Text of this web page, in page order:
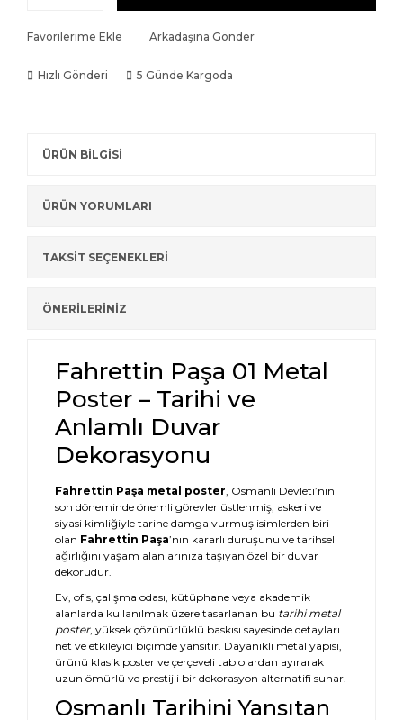
Favorilerime Ekle Arkadaşına Gönder
Hızlı Gönderi 5 Günde Kargoda
ÜRÜN BİLGİSİ
ÜRÜN YORUMLARI
TAKSİT SEÇENEKLERİ
ÖNERİLERİNİZ
Fahrettin Paşa 01 Metal
Poster – Tarihi ve
Anlamlı Duvar
Dekorasyonu
Fahrettin Paşa metal poster, Osmanlı Devleti’nin
son döneminde önemli görevler üstlenmiş, askeri ve
siyasi kimliğiyle tarihe damga vurmuş isimlerden biri
olan Fahrettin Paşa’nın kararlı duruşunu ve tarihsel
ağırlığını yaşam alanlarınıza taşıyan özel bir duvar
dekorudur.
Ev, ofis, çalışma odası, kütüphane veya akademik
alanlarda kullanılmak üzere tasarlanan bu tarihi metal
poster, yüksek çözünürlüklü baskısı sayesinde detayları
net ve etkileyici biçimde yansıtır. Dayanıklı metal yapısı,
ürünü klasik poster ve çerçeveli tablolardan ayırarak
uzun ömürlü ve prestijli bir dekorasyon alternatifi sunar.
Osmanlı Tarihini Yansıtan